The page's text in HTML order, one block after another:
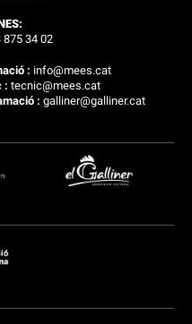
875 34 02
: info@mees.cat
:tecnic@mees.cat
:galliner@galliner.cat